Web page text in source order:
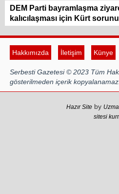
DEM Parti bayramlaşma
kalıcılaşması için Kürt
Hakkımızda İletişim Künye
Serbesti Gazetesi © 2023 Tüm
gösterilmeden içerik kopyalanamaz.
Hazır Site by
sitesi